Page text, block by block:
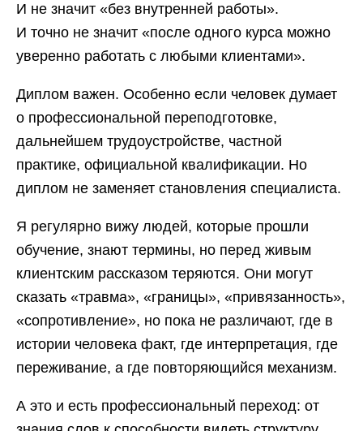
И не значит «без внутренней работы».
И точно не значит «после одного курса можно
уверенно работать с любыми клиентами».
Диплом важен. Особенно если человек думает
о профессиональной переподготовке,
дальнейшем трудоустройстве, частной
практике, официальной квалификации. Но
диплом не заменяет становления специалиста.
Я регулярно вижу людей, которые прошли
обучение, знают термины, но перед живым
клиентским рассказом теряются. Они могут
сказать «травма», «границы», «привязанность»,
«сопротивление», но пока не различают, где в
истории человека факт, где интерпретация, где
переживание, а где повторяющийся механизм.
А это и есть профессиональный переход: от